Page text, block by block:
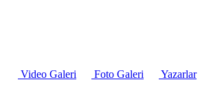
Video Galeri Foto Galeri Yazarlar